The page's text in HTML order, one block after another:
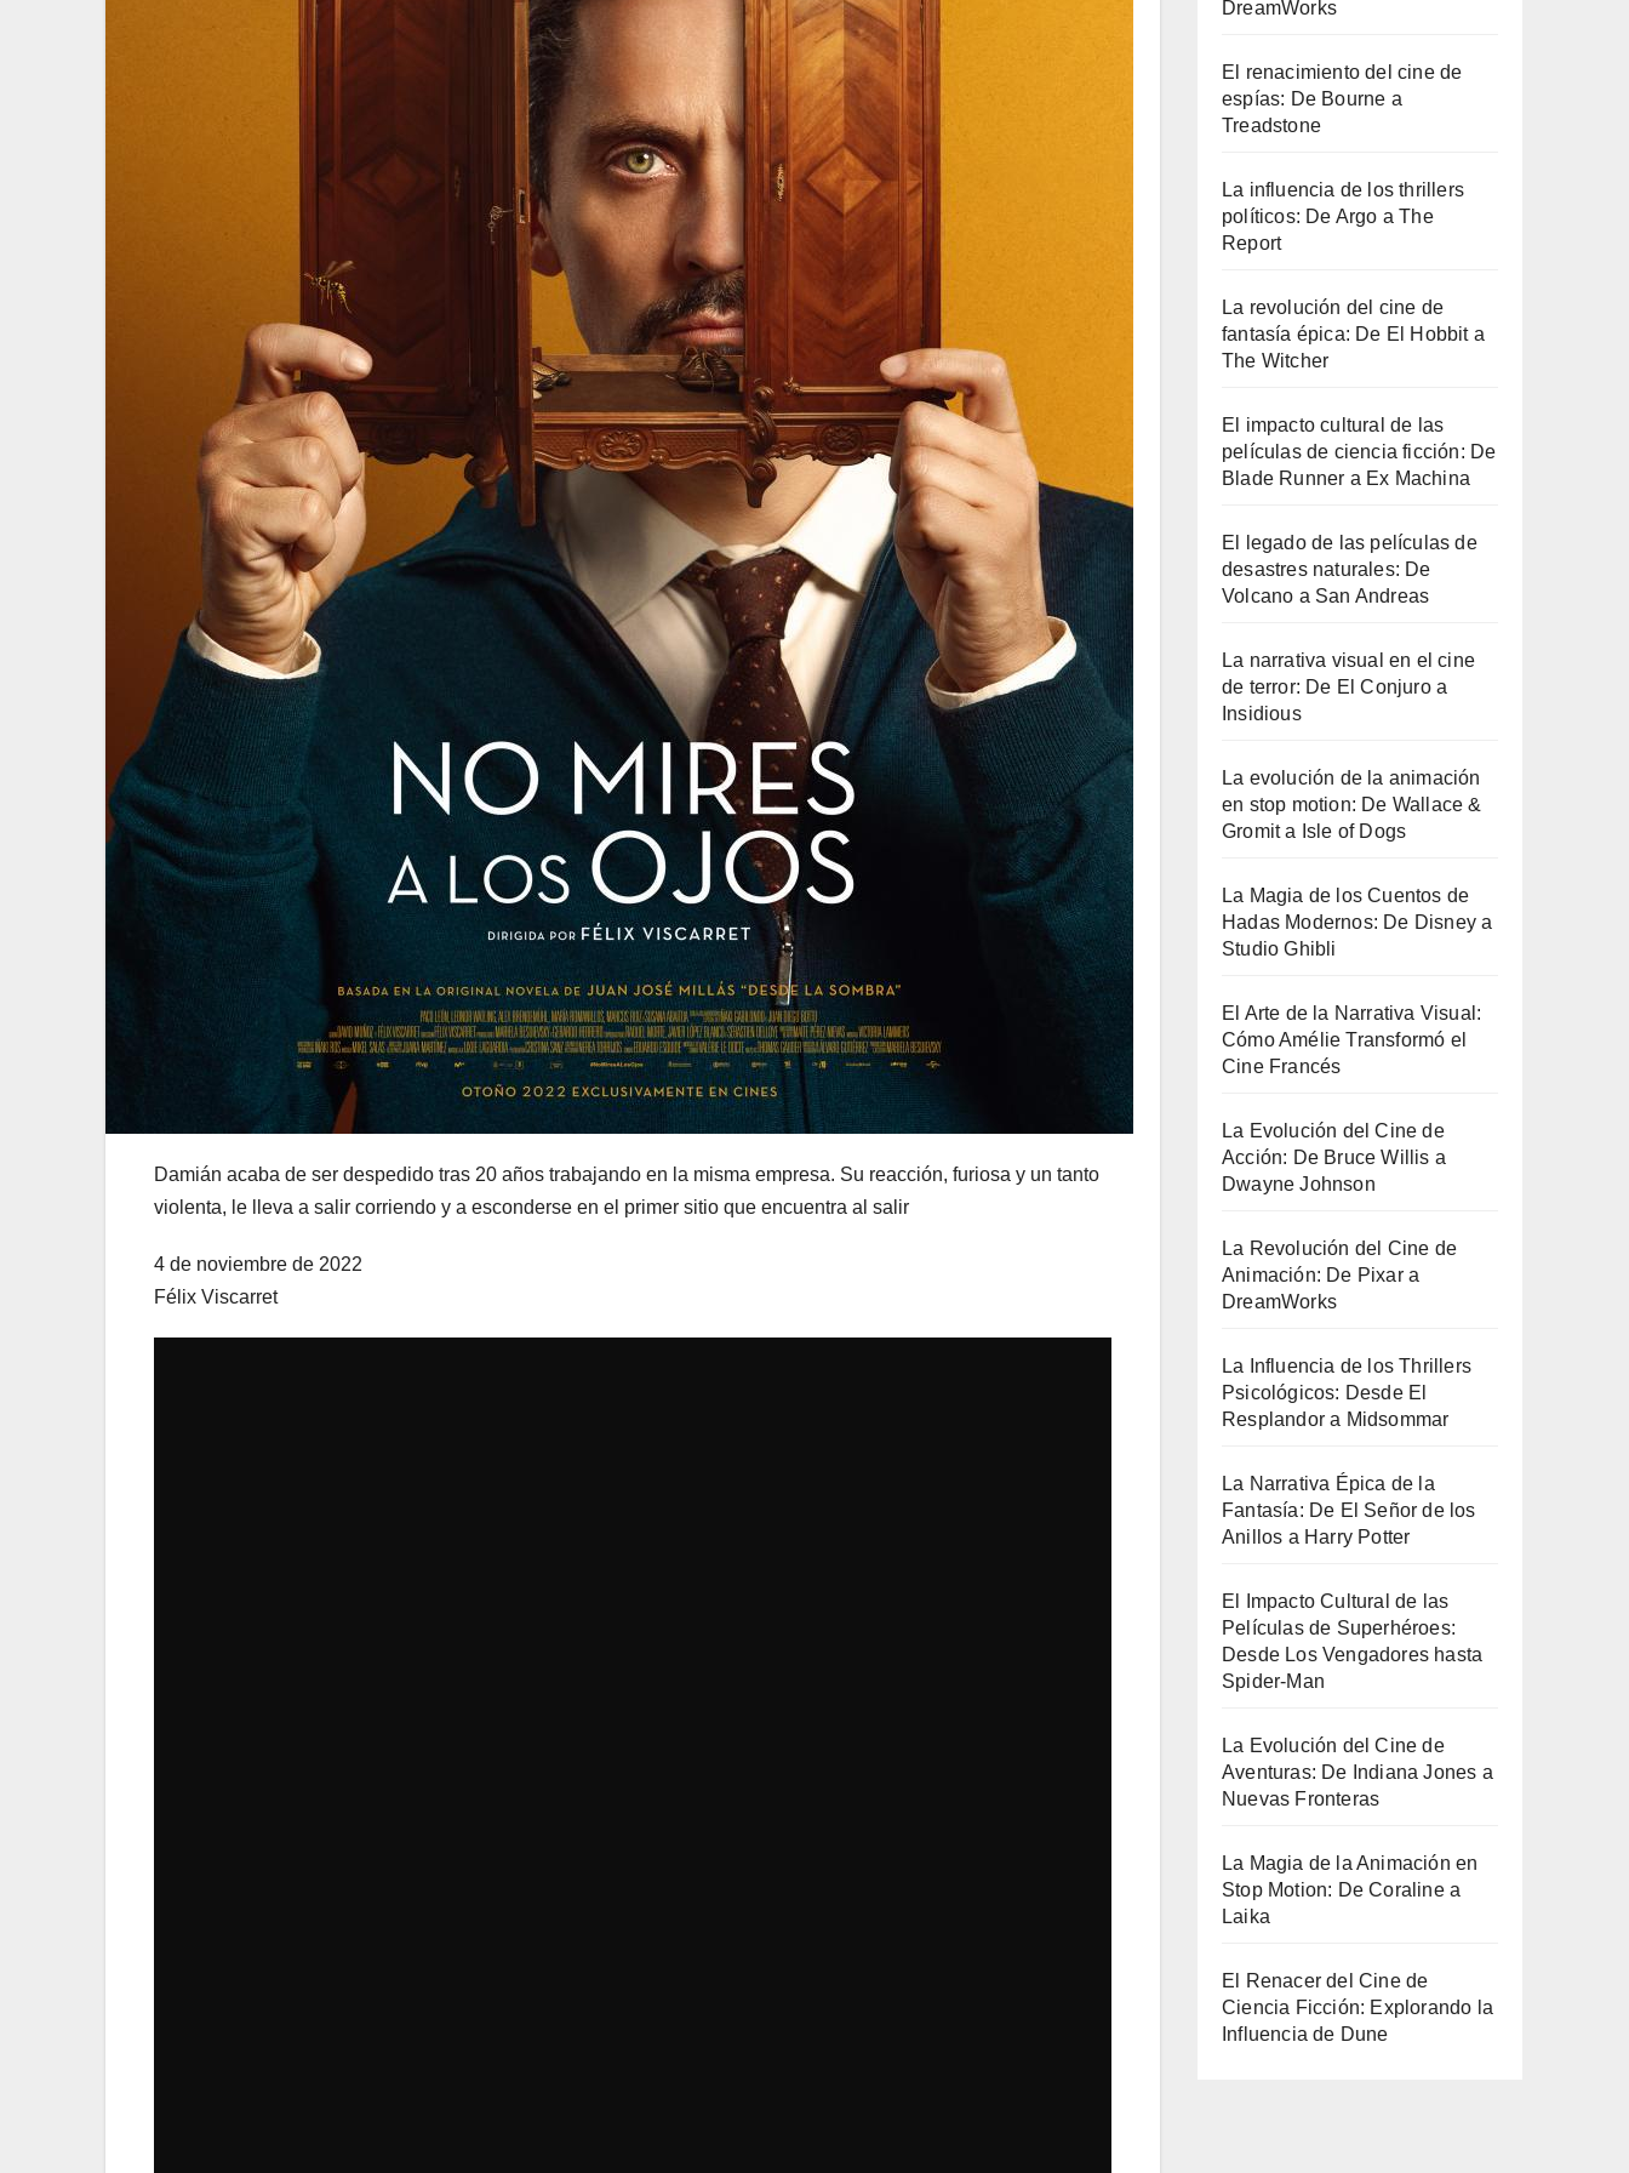
Damián acaba de ser despedido tras 20 años trabajando en la misma empresa. Su reacción, furiosa y un tanto
violenta, le lleva a salir corriendo y a esconderse en el primer sitio que encuentra al salir
4 de noviembre de 2022
Félix Viscarret
DreamWorks
El renacimiento del cine de
espías: De Bourne a
Treadstone
La influencia de los thrillers
políticos: De Argo a The
Report
La revolución del cine de
fantasía épica: De El Hobbit a
The Witcher
El impacto cultural de las
películas de ciencia ficción: De
Blade Runner a Ex Machina
El legado de las películas de
desastres naturales: De
Volcano a San Andreas
La narrativa visual en el cine
de terror: De El Conjuro a
Insidious
La evolución de la animación
en stop motion: De Wallace &
Gromit a Isle of Dogs
La Magia de los Cuentos de
Hadas Modernos: De Disney a
Studio Ghibli
El Arte de la Narrativa Visual:
Cómo Amélie Transformó el
Cine Francés
La Evolución del Cine de
Acción: De Bruce Willis a
Dwayne Johnson
La Revolución del Cine de
Animación: De Pixar a
DreamWorks
La Influencia de los Thrillers
Psicológicos: Desde El
Resplandor a Midsommar
La Narrativa Épica de la
Fantasía: De El Señor de los
Anillos a Harry Potter
El Impacto Cultural de las
Películas de Superhéroes:
Desde Los Vengadores hasta
Spider-Man
La Evolución del Cine de
Aventuras: De Indiana Jones a
Nuevas Fronteras
La Magia de la Animación en
Stop Motion: De Coraline a
Laika
El Renacer del Cine de
Ciencia Ficción: Explorando la
Influencia de Dune